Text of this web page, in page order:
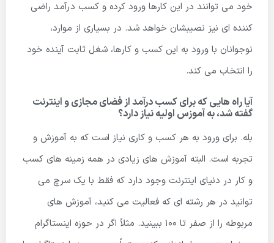
خود می توانند در این کارها ورود کرده و کسب درآمد راضی
کننده ای نیز نصیبشان خواهد شد. در بسیاری از موارد،
نوجوانان با ورود به این کسب و کارها، شغل ثابت آینده خود
را انتخاب می کند.
آیا راه هایی که برای کسب درآمد از فضای مجازی و اینترنت
گفته شد، به آموزس اولیه نیاز دارد؟
بله. برای ورود به هر کسب و کاری نیاز است که به آموزش و
تجربه است. البته آموزش های زیادی در همه زمینه های کسب
و کار در دنیای اینترنت وجود دارد که فقط با یک سرچ می
توانید در هر رشته ای که فعالیت می کنید، آموزش های
مربوطه را از صفر تا 100 ببینید. مثلاً اگر در حوزه اینستاگرام